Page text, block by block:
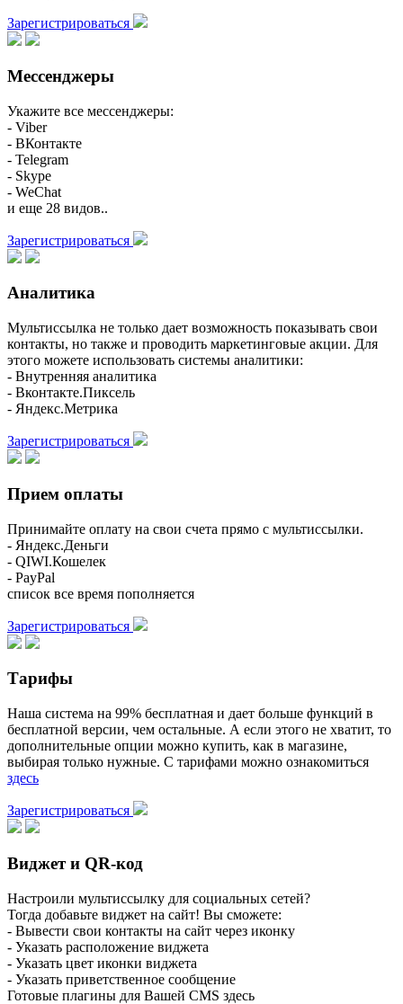
Зарегистрироваться
Мессенджеры
Укажите все мессенджеры:
- Viber
- ВКонтакте
- Telegram
- Skype
- WeChat
и еще 28 видов..
Зарегистрироваться
Аналитика
Мультиссылка не только дает возможность показывать свои
контакты, но также и проводить маркетинговые акции. Для
этого можете использовать системы аналитики:
- Внутренняя аналитика
- Вконтакте.Пиксель
- Яндекс.Метрика
Зарегистрироваться
Прием оплаты
Принимайте оплату на свои счета прямо с мультиссылки.
- Яндекс.Деньги
- QIWI.Кошелек
- PayPal
список все время пополняется
Зарегистрироваться
Тарифы
Наша система на 99% бесплатная и дает больше функций в
бесплатной версии, чем остальные. А если этого не хватит, то
дополнительные опции можно купить, как в магазине,
выбирая только нужные. С тарифами можно ознакомиться
здесь
Зарегистрироваться
Виджет и QR-код
Настроили мультиссылку для социальных сетей?
Тогда добавьте виджет на сайт! Вы сможете:
- Вывести свои контакты на сайт через иконку
- Указать расположение виджета
- Указать цвет иконки виджета
- Указать приветственное сообщение
Готовые плагины для Вашей CMS здесь